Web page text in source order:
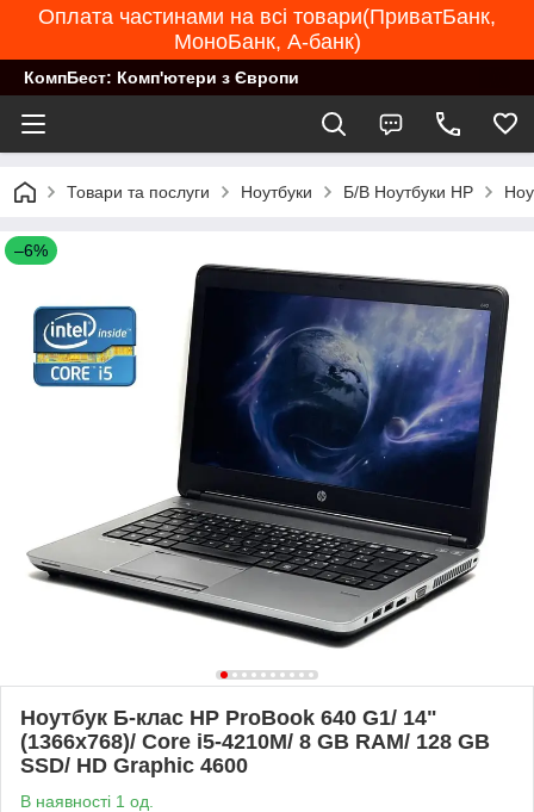
Оплата частинами на всі товари(ПриватБанк,
МоноБанк, А-банк)
КомпБест: Комп'ютери з Європи
Товари та послуги Ноутбуки Б/В Ноутбуки HP
–6%
Ноутбук Б-клас HP ProBook 640 G1/ 14"
(1366x768)/ Core i5-4210M/ 8 GB RAM/ 128 GB
SSD/ HD Graphic 4600
В наявності 1 од.